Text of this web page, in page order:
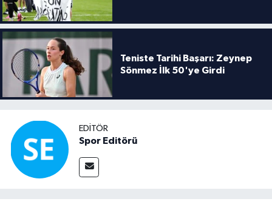
Teniste Tarihi Başarı: Zeynep
Sönmez İlk 50'ye Girdi
EDITÖR
Spor Editörü